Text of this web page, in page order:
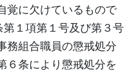
覚に欠けているもので
第１項第１号及び第３号
務組合職員の懲戒処分
６条により懲戒処分を